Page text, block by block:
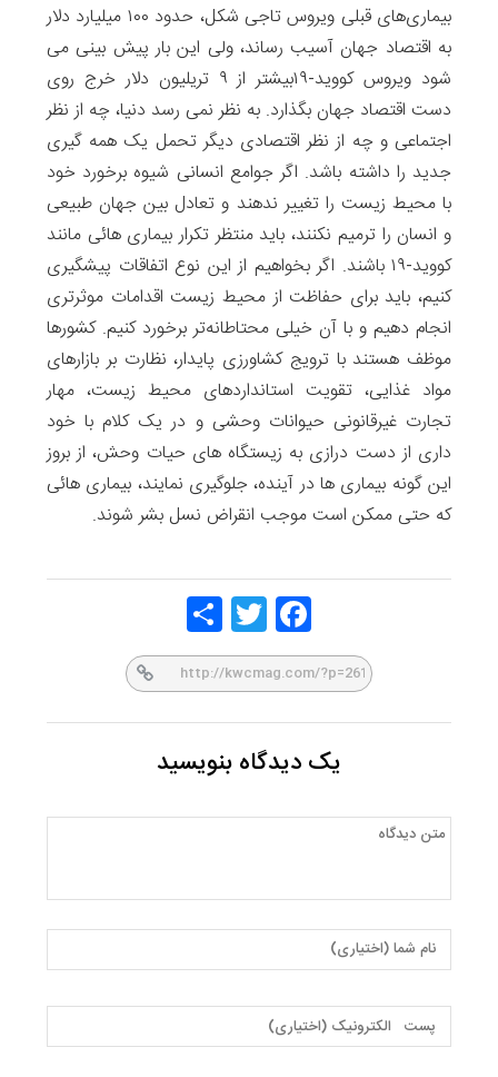
بیماری‌های قبلی ویروس تاجی شکل، حدود ۱۰۰ میلیارد دلار
به اقتصاد جهان آسیب رساند، ولی این بار پیش بینی می
شود ویروس کووید-۱۹بیشتر از ۹ تریلیون دلار خرج روی
دست اقتصاد جهان بگذارد. به نظر نمی رسد دنیا، چه از نظر
اجتماعی و چه از نظر اقتصادی دیگر تحمل یک همه گیری
جدید را داشته باشد. اگر جوامع انسانی شیوه برخورد خود
با محیط زیست را تغییر ندهند و تعادل بین جهان طبیعی
و انسان را ترمیم نکنند، باید منتظر تکرار بیماری هائی مانند
کووید-۱۹ باشند. اگر بخواهیم از این نوع اتفاقات پیشگیری
کنیم، باید برای حفاظت از محیط زیست اقدامات موثرتری
انجام دهیم و با آن خیلی محتاطانه‌تر برخورد کنیم. کشورها
موظف هستند با ترویج کشاورزی پایدار، نظارت بر بازارهای
مواد غذایی، تقویت استانداردهای محیط زیست، مهار
تجارت غیرقانونی حیوانات وحشی و در یک کلام با خود
داری از دست درازی به زیستگاه های حیات وحش، از بروز
این گونه بیماری ها در آینده، جلوگیری نمایند، بیماری هائی
که حتی ممکن است موجب انقراض نسل بشر شوند.
Face
Twitt
یک دیدگاه بنویسید